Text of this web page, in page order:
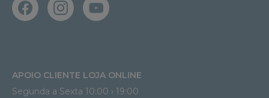
APOIO CLIENTE LOJA ONLINE
Segunda a Sexta 10:00 › 19:00